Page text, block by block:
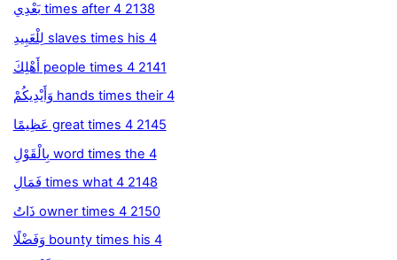
بَعْدِي times after 4 2138
لِلْعَبِيدِ slaves times his 4
أَهْلِكَ people times 4 2141
وَأَيْدِيكُمْ hands times their 4
عَظِيمًا great times 4 2145
بِالْقَوْلِ word times the 4
فَمَالِ times what 4 2148
ذَاتُ owner times 4 2150
وَفَضْلًا bounty times his 4